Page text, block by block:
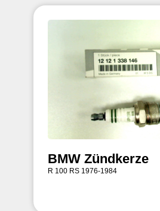
BMW Zündkerze
R 100 RS 1976-1984